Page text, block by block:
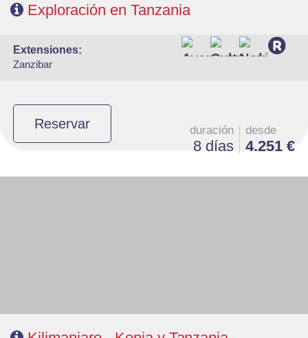
Exploración en Tanzania
extensiones:
Zanzibar
Reservar duración
8 días
desde
4.251 €